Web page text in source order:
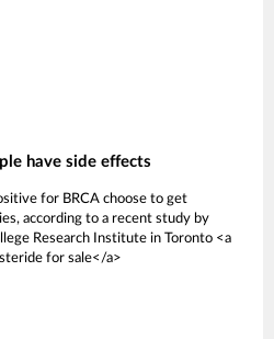
have side effects
for BRCA choose to get
according to a recent study by
Research Institute in Toronto <a
for sale</a>